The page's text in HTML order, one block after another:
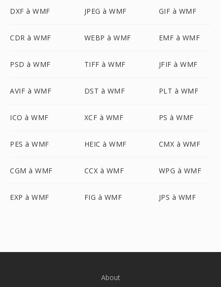
DXF à WMF JPEG à WMF GIF à WMF
CDR à WMF WEBP à WMF EMF à WMF
PSD à WMF TIFF à WMF JFIF à WMF
AVIF à WMF DST à WMF PLT à WMF
ICO à WMF XCF à WMF PS à WMF
PES à WMF HEIC à WMF CMX à WMF
CGM à WMF CCX à WMF WPG à WMF
EXP à WMF FIG à WMF JPS à WMF
About